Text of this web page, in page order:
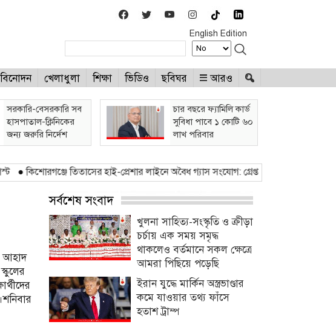
English Edition
বিনোদন খেলাধুলা শিক্ষা ভিডিও ছবিঘর আরও
সরকারি-বেসরকারি সব
হাসপাতাল-ক্লিনিকের
জন্য জরুরি নির্দেশ
চার বছরে ফ্যামিলি কার্ড
সুবিধা পাবে ১ কোটি ৬০
লাখ পরিবার
তিতাসের হাই-প্রেশার লাইনে অবৈধ গ্যাস সংযোগ: গ্রেপ্তার - ২ ●
আহাদ
সর্বশেষ সংবাদ
খুলনা সাহিত্য-সংস্কৃতি ও ক্রীড়া
চর্চায় এক সময় সমৃদ্ধ
থাকলেও বর্তমানে সকল ক্ষেত্রে
আমরা পিছিয়ে পড়েছি
ইরান যুদ্ধে মার্কিন অস্ত্রভাণ্ডার
কমে যাওয়ার তথ্য ফাঁসে
হতাশ ট্রাম্প